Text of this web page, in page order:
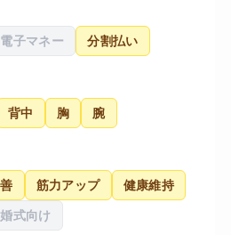
電子マネー 分割払い
背中 胸 腕
筋力アップ 健康維持
式向け